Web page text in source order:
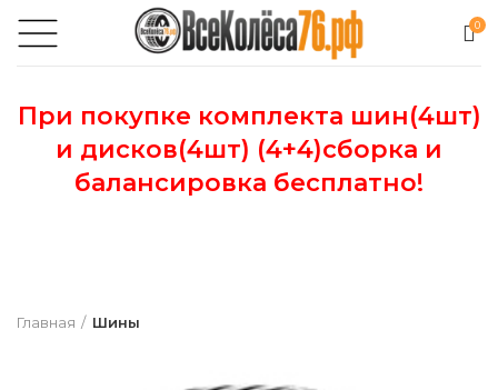
0
При покупке комплекта шин(4шт)
и дисков(4шт) (4+4)сборка и
балансировка бесплатно!
Главная Шины